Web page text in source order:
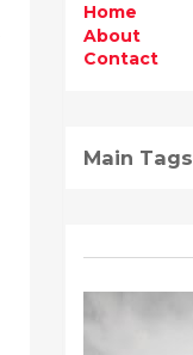
Home
About
Contact
Main Tags